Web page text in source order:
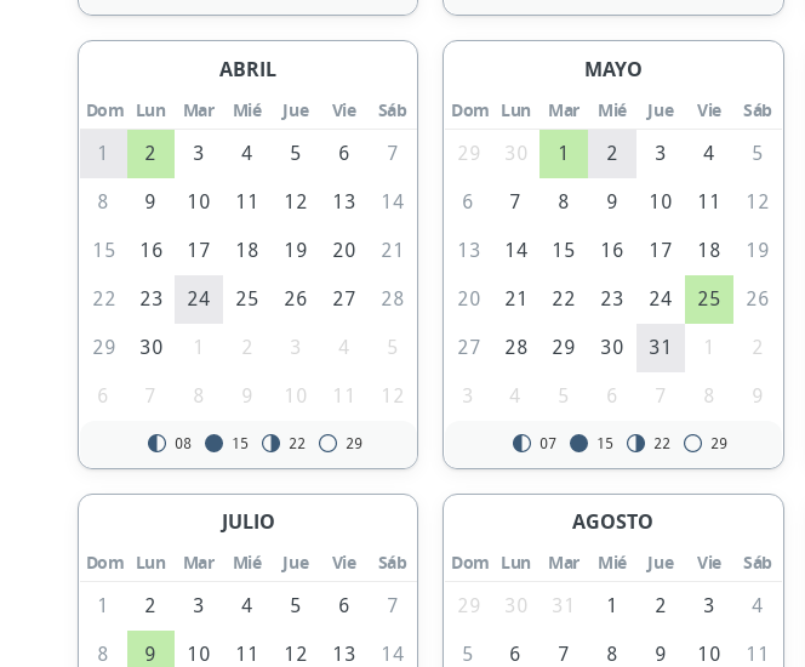
ABRIL
Dom Lun Mar Mié Jue Vie
Sáb
1
2 3 4 5 6 7
8 9 10 11 12 13 14
15 16 17 18 19 20 21
22 23 24 25 26 27 28
29 30 1 2 3 4 5
6 7 8 9 10 11 12
08 15 22 29
MAYO
Dom Lun Mar Mié Jue Vie
Sáb
29
30 1 2 3 4 5
6 7 8 9 10 11 12
13 14 15 16 17 18 19
20 21 22 23 24 25 26
27 28 29 30 31 1 2
3 4 5 6 7 8 9
07 15 22 29
JULIO
Dom Lun Mar Mié Jue Vie
Sáb
1
2 3 4 5 6 7
8 9 10 11 12 13 14
AGOSTO
Dom Lun Mar Mié Jue Vie
Sáb
29
30 31 1 2 3 4
5 6 7 8 9 10 11